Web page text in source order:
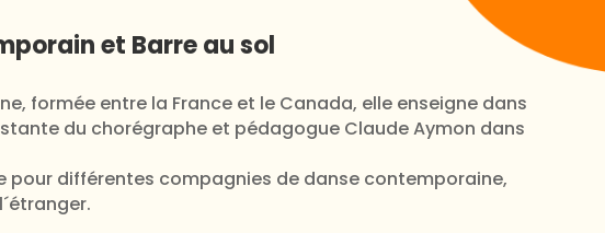
et Barre au sol
formée entre la France et le Canada, elle enseigne dans
du chorégraphe et pédagogue Claude Aymon dans
pour différentes compagnies de danse contemporaine,